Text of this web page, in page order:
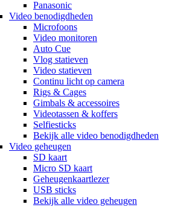
Panasonic
Video benodigdheden
Microfoons
Video monitoren
Auto Cue
Vlog statieven
Video statieven
Continu licht op camera
Rigs & Cages
Gimbals & accessoires
Videotassen & koffers
Selfiesticks
Bekijk alle video benodigdheden
Video geheugen
SD kaart
Micro SD kaart
Geheugenkaartlezer
USB sticks
Bekijk alle video geheugen